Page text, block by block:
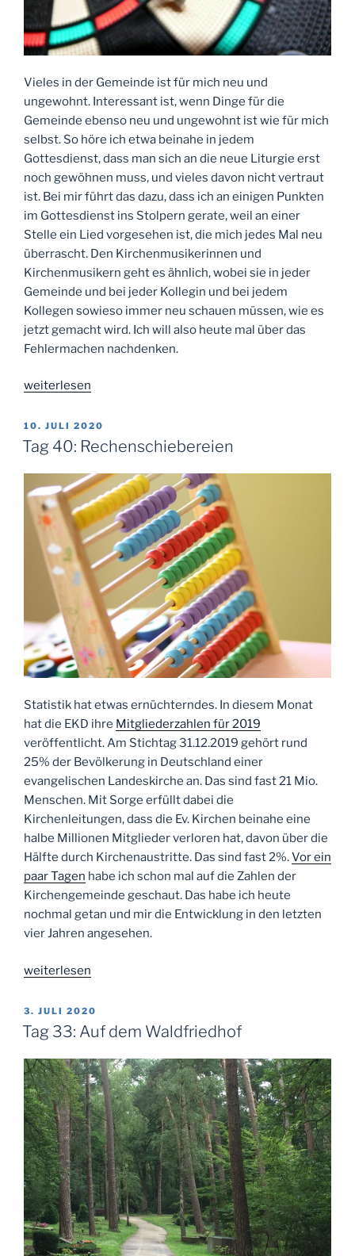
Vieles in der Gemeinde ist für mich neu und
ungewohnt. Interessant ist, wenn Dinge für die
Gemeinde ebenso neu und ungewohnt ist wie für mich
selbst. So höre ich etwa beinahe in jedem
Gottesdienst, dass man sich an die neue Liturgie erst
noch gewöhnen muss, und vieles davon nicht vertraut
ist. Bei mir führt das dazu, dass ich an einigen Punkten
im Gottesdienst ins Stolpern gerate, weil an einer
Stelle ein Lied vorgesehen ist, die mich jedes Mal neu
überrascht. Den Kirchenmusikerinnen und
Kirchenmusikern geht es ähnlich, wobei sie in jeder
Gemeinde und bei jeder Kollegin und bei jedem
Kollegen sowieso immer neu schauen müssen, wie es
jetzt gemacht wird. Ich will also heute mal über das
Fehlermachen nachdenken.
„Tag
Imperfection
is
can
offer“
weiterlesen
VERÖFFENTLICHT
AM
10. JULI 2020
Tag 40: Rechenschiebereien
Statistik hat etwas ernüchterndes. In diesem Monat
hat die EKD ihre Mitgliederzahlen für 2019
veröffentlicht. Am Stichtag 31.12.2019 gehört rund
25% der Bevölkerung in Deutschland einer
evangelischen Landeskirche an. Das sind fast 21 Mio.
Menschen. Mit Sorge erfüllt dabei die
Kirchenleitungen, dass die Ev. Kirchen beinahe eine
halbe Millionen Mitglieder verloren hat, davon über die
Hälfte durch Kirchenaustritte. Das sind fast 2%.Vor ein
paar Tagen habe ich schon mal auf die Zahlen der
Kirchengemeinde geschaut. Das habe ich heute
nochmal getan und mir die Entwicklung in den letzten
vier Jahren angesehen.
„Tag
Rechenschiebereien“
weiterlesen
VERÖFFENTLICHT
AM
3. JULI 2020
Tag 33: Auf dem Waldfriedhof